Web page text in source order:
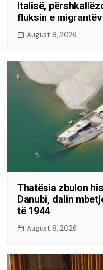
Italisë,
fluksin e
August 8, 2026
Thatësia zbulon
Danubi, dalin
të 1944
August 8, 2026